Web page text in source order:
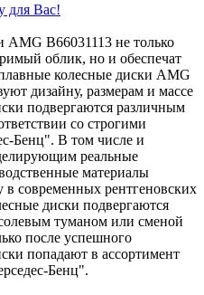
для Вас!
AMG B66031113 не только
облик, но и обеспечат
колесные диски AMG
дизайну, размерам и массе
подвергаются различным
со строгими
Бенц". В том числе и
реальные
материалы
в современных рентгеновских
диски подвергаются
туманом или сменой
после успешного
попадают в ассортимент
Бенц".